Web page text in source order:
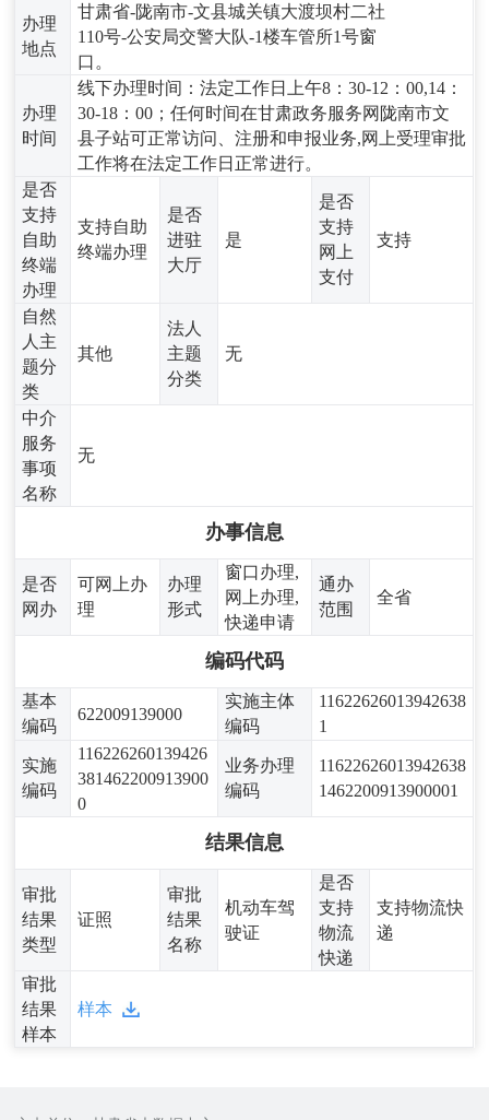
办理
地点
甘肃省-陇南市-文县城关镇大渡坝村二社
110号-公安局交警大队-1楼车管所1号窗
口。
办理
时间
线下办理时间：法定工作日上午8：30-12：00,14：
30-18：00；任何时间在甘肃政务服务网陇南市文
县子站可正常访问、注册和申报业务,网上受理审批
工作将在法定工作日正常进行。
是否
支持
自助
终端
办理
支持自助
终端办理
是否
进驻
大厅
是
是否
支持
网上
支付
支持
自然
人主
题分
类
其他
法人
主题
分类
无
中介
服务
事项
名称
无
办事信息
是否
网办
可网上办
理
办理
形式
窗口办理,
网上办理,
快递申请
通办
范围
全省
编码代码
基本
编码
622009139000
实施主体
编码
11622626013942638
1
实施
编码
116226260139426
381462200913900
0
业务办理
编码
11622626013942638
1462200913900001
结果信息
审批
结果
类型
证照
审批
结果
名称
机动车驾
驶证
是否
支持
物流
快递
支持物流快
递
审批
结果
样本
样本